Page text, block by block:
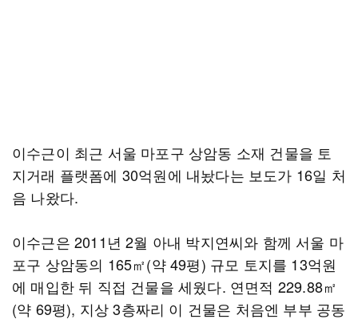
이수근이 최근 서울 마포구 상암동 소재 건물을 토
지거래 플랫폼에 30억원에 내놨다는 보도가 16일 처
음 나왔다.
이수근은 2011년 2월 아내 박지연씨와 함께 서울 마
포구 상암동의 165㎡(약 49평) 규모 토지를 13억원
에 매입한 뒤 직접 건물을 세웠다. 연면적 229.88㎡
(약 69평), 지상 3층짜리 이 건물은 처음엔 부부 공동